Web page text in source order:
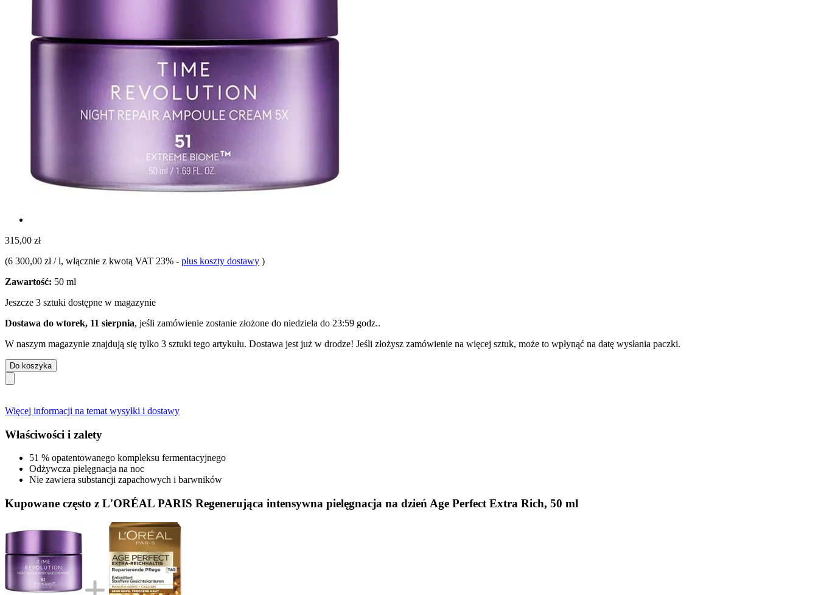
315,00 zł
(6 300,00 zł / l, włącznie z kwotą VAT 23% - plus koszty dostawy )
Zawartość: 50 ml
Jeszcze 3 sztuki dostępne w magazynie
Dostawa do wtorek, 11 sierpnia, jeśli zamówienie zostanie złożone do niedziela do 23:59 godz..
W naszym magazynie znajdują się tylko 3 sztuki tego artykułu. Dostawa jest już w drodze! Jeśli złożysz zamówienie na więcej sztuk, może to wpłynąć na datę wysłania paczki.
Do koszyka
Więcej informacji na temat wysyłki i dostawy
Właściwości i zalety
51 % opatentowanego kompleksu fermentacyjnego
Odżywcza pielęgnacja na noc
Nie zawiera substancji zapachowych i barwników
Kupowane często z L'ORÉAL PARIS Regenerująca intensywna pielęgnacja na dzień Age Perfect Extra Rich, 50 ml